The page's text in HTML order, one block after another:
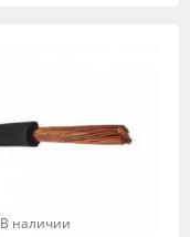
В наличии